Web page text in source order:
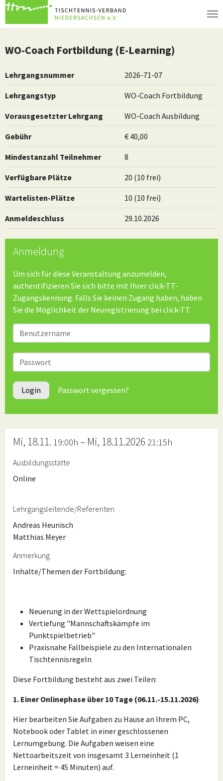
Zum Hauptinhalt springen
WO-Coach Fortbildung (E-Learning)
Lehrgangsnummer 2026-71-07
Lehrgangstyp WO-Coach Fortbildung
Vorausgesetzter Lehrgang WO-Coach Ausbildung
Gebühr € 40,00
Mindestanzahl Teilnehmer 8
Verfügbare Plätze 20 (10 frei)
Wartelisten-Plätze 10 (10 frei)
Anmeldeschluss 29.10.2026
Anmeldung
Um sich für diese Veranstaltung anzumelden,
authentifizieren Sie sich bitte mit Ihrer click-TT-
Zugangskennung. Falls Sie keinen Zugang haben, haben
Sie die Möglichkeit der Neuregistrierung bei click-TT.
Benutzer
Passwort
Login Passwort vergessen?
Mi, 18.11. 19:00h – Mi, 18.11.2026 21:15h
Ausbildungsstätte
Online
Lehrgangsleitende/Referenten
Andreas Heunisch
Matthias Meyer
Anmerkung
Inhalte/Themen der Fortbildung:
Neuerung in der Wettspielordnung
Vertiefung "Mannschaftskämpfe im
Punktspielbetrieb"
Praxisnahe Fallbeispiele zu den Internationalen
Tischtennisregeln
Diese Fortbildung besteht aus zwei Teilen:
1. Einer Onlinephase über 10 Tage (06.11.-15.11.2026)
Hier bearbeiten Sie Aufgaben zu Hause an Ihrem PC,
Notebook oder Tablet in einer geschlossenen
Lernumgebung. Die Aufgaben weisen eine
Nettoarbeitszeit von insgesamt 3 Lerneinheit (1
Lerneinheit = 45 Minuten) auf.